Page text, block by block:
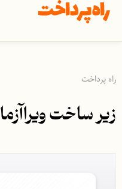
راه پرداخت
زیر ساخت ویراآزما